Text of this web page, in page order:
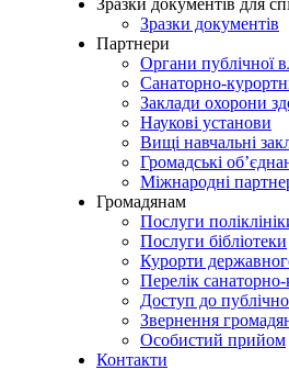
Зразки документів для
Зразки документів
Партнери
Органи публічної
Санаторно-
Заклади охорони
Наукові установи
Вищі навчальні
Громадські
Міжнародні
Громадянам
Послуги
Послуги бібліотеки
Курорти
Перелік
Доступ до
Звернення
Особистий прийом
Контакти